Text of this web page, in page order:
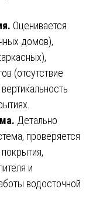
Оценивается
домов),
(отсутствие
Детально
проверяется
и
водосточной